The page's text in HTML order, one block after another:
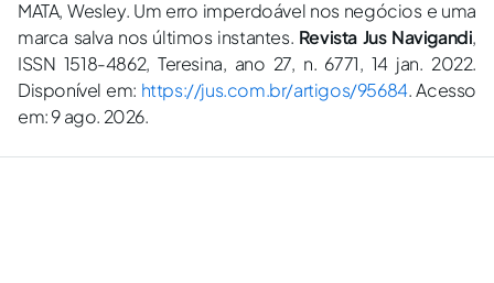
MATA, Wesley. Um erro imperdoável nos negócios e uma
marca salva nos últimos instantes. Revista Jus Navigandi,
ISSN 1518-4862, Teresina, ano 27, n. 6771, 14 jan. 2022.
Disponível em: https://jus.com.br/artigos/95684. Acesso
em: 9 ago. 2026.